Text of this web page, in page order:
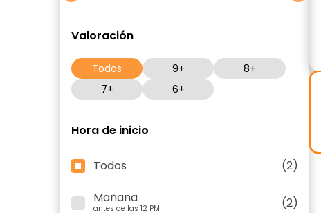
Valoración
Todos 9+
8+
7+
6+
Hora de inicio
Todos
(2)
Mañana
antes de las 12 PM
(2)